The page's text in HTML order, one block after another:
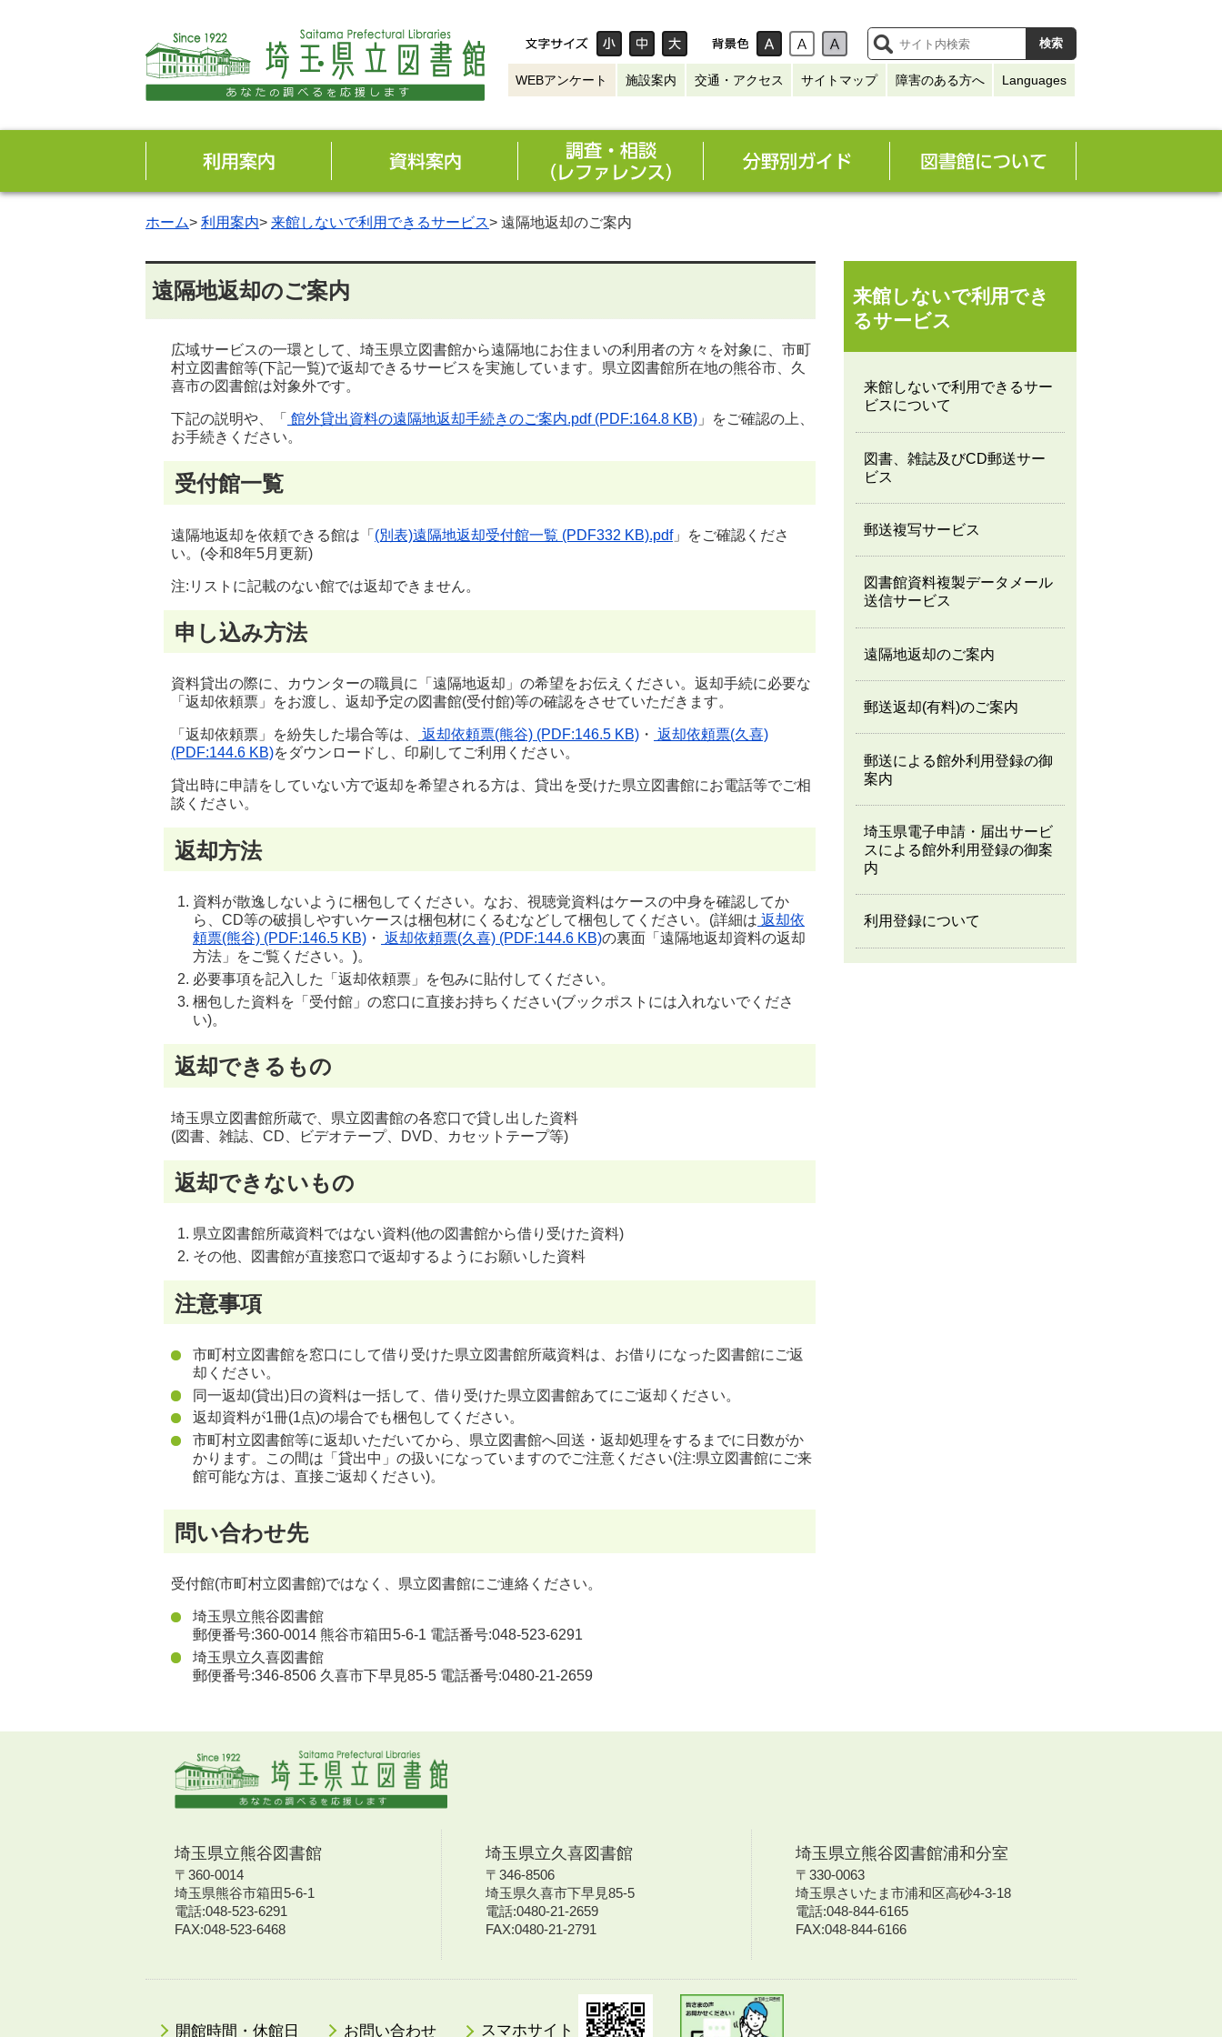
WEBアンケート 施設案内 交通・アクセス サイトマップ 障害のある方へ Languages
ホーム> 利用案内> 来館しないで利用できるサービス> 遠隔地返却のご案内
遠隔地返却のご案内
広域サービスの一環として、埼玉県立図書館から遠隔地にお住まいの利用者の方々を対象に、市町
村立図書館等(下記一覧)で返却できるサービスを実施しています。県立図書館所在地の熊谷市、久
喜市の図書館は対象外です。
下記の説明や、「 館外貸出資料の遠隔地返却手続きのご案内.pdf (PDF:164.8 KB) 」をご確認の上、
お手続きください。
受付館一覧
遠隔地返却を依頼できる館は「 (別表)遠隔地返却受付館一覧 (PDF332 KB).pdf」をご確認くださ
い。(令和8年5月更新)
注:リストに記載のない館では返却できません。
申し込み方法
資料貸出の際に、カウンターの職員に「遠隔地返却」の希望をお伝えください。返却手続に必要な
「返却依頼票」をお渡し、返却予定の図書館(受付館)等の確認をさせていただきます。
「返却依頼票」を紛失した場合等は、 返却依頼票(熊谷) (PDF:146.5 KB) ・ 返却依頼票(久喜)
(PDF:144.6 KB)をダウンロードし、印刷してご利用ください。
貸出時に申請をしていない方で返却を希望される方は、貸出を受けた県立図書館にお電話等でご相
談ください。
返却方法
資料が散逸しないように梱包してください。なお、視聴覚資料はケースの中身を確認してか
ら、CD等の破損しやすいケースは梱包材にくるむなどして梱包してください。(詳細は 返却依
頼票(熊谷) (PDF:146.5 KB) ・ 返却依頼票(久喜) (PDF:144.6 KB)の裏面「遠隔地返却資料の返却
方法」をご覧ください。)。
必要事項を記入した「返却依頼票」を包みに貼付してください。
梱包した資料を「受付館」の窓口に直接お持ちください(ブックポストには入れないでくださ
い)。
返却できるもの
埼玉県立図書館所蔵で、県立図書館の各窓口で貸し出した資料
(図書、雑誌、CD、ビデオテープ、DVD、カセットテープ等)
返却できないもの
県立図書館所蔵資料ではない資料(他の図書館から借り受けた資料)
その他、図書館が直接窓口で返却するようにお願いした資料
注意事項
市町村立図書館を窓口にして借り受けた県立図書館所蔵資料は、お借りになった図書館にご返
却ください。
同一返却(貸出)日の資料は一括して、借り受けた県立図書館あてにご返却ください。
返却資料が1冊(1点)の場合でも梱包してください。
市町村立図書館等に返却いただいてから、県立図書館へ回送・返却処理をするまでに日数がか
かります。この間は「貸出中」の扱いになっていますのでご注意ください(注:県立図書館にご来
館可能な方は、直接ご返却ください)。
問い合わせ先
受付館(市町村立図書館)ではなく、県立図書館にご連絡ください。
埼玉県立熊谷図書館
郵便番号:360-0014 熊谷市箱田5-6-1 電話番号:048-523-6291
埼玉県立久喜図書館
郵便番号:346-8506 久喜市下早見85-5 電話番号:0480-21-2659
来館しないで利用でき
るサービス
来館しないで利用できるサー
ビスについて
図書、雑誌及びCD郵送サー
ビス
郵送複写サービス
図書館資料複製データメール
送信サービス
遠隔地返却のご案内
郵送返却(有料)のご案内
郵送による館外利用登録の御
案内
埼玉県電子申請・届出サービ
スによる館外利用登録の御案
内
利用登録について
埼玉県立熊谷図書館
〒360-0014
埼玉県熊谷市箱田5-6-1
電話:048-523-6291
FAX:048-523-6468
埼玉県立久喜図書館
〒346-8506
埼玉県久喜市下早見85-5
電話:0480-21-2659
FAX:0480-21-2791
埼玉県立熊谷図書館浦和分室
〒330-0063
埼玉県さいたま市浦和区高砂4-3-18
電話:048-844-6165
FAX:048-844-6166
開館時間・休館日 お問い合わせ スマホサイト